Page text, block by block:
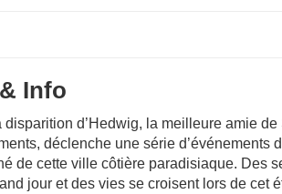
Info
disparition d’Hedwig, la meilleure amie
déclenche une série d’événements
de cette ville côtière paradisiaque. Des
jour et des vies se croisent lors de cet